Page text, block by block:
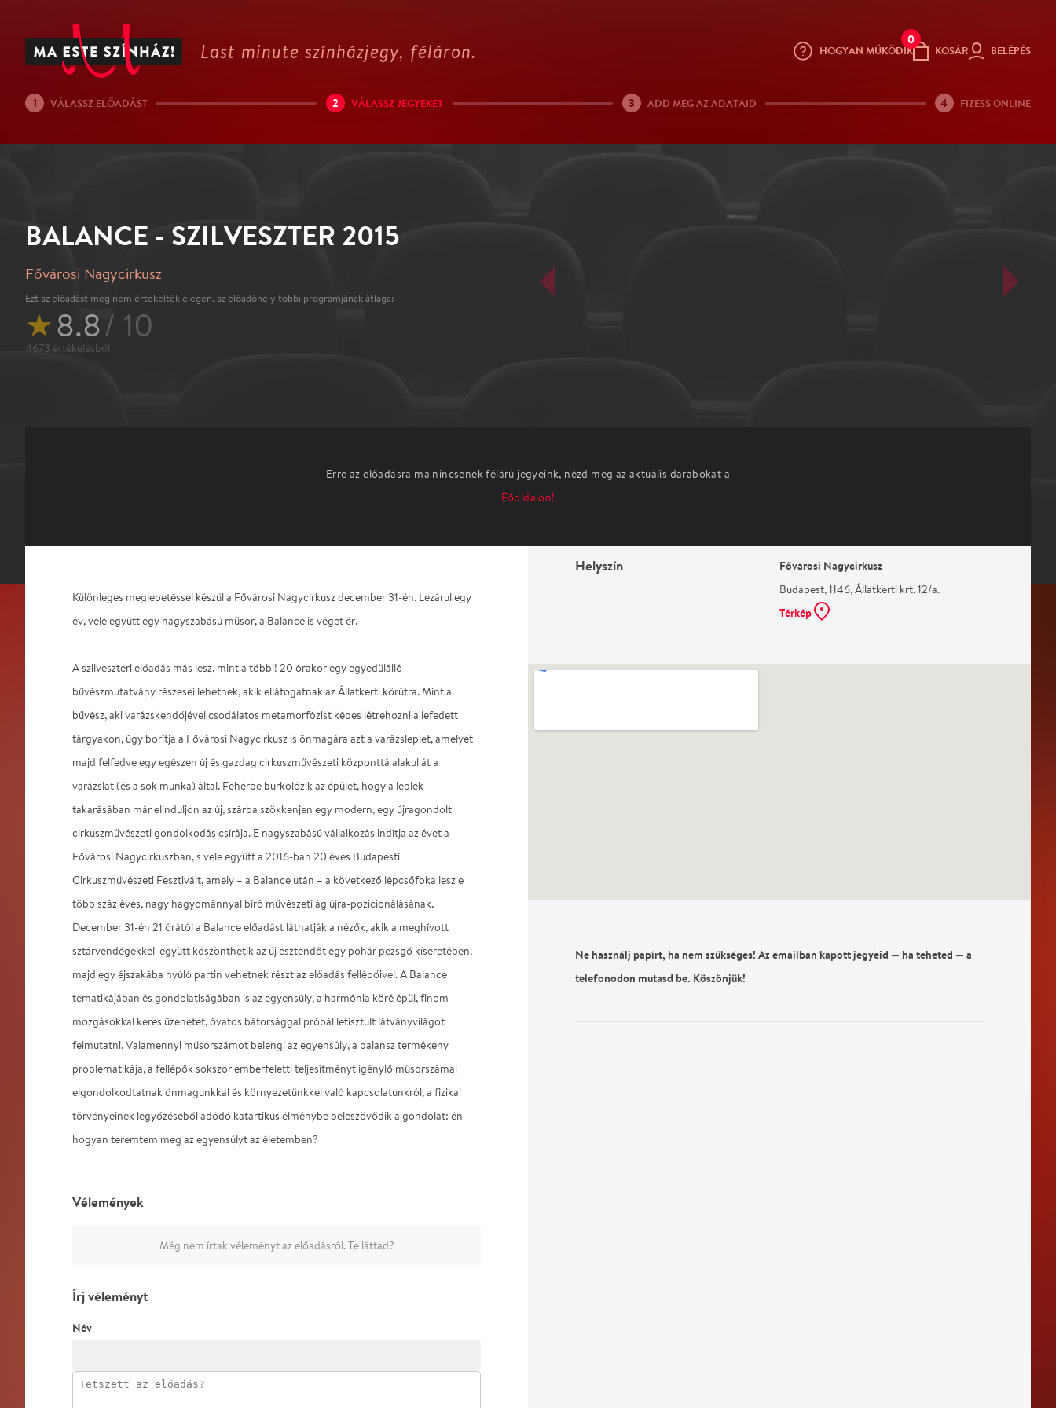
Last minute színházjegy, féláron. HOGYAN MŰKÖDIK
0
KOSÁR BELÉPÉS
1 VÁLASSZ ELŐADÁST 2 VÁLASSZ JEGYEKET 3 ADD MEG AZ ADATAID 4 FIZESS ONLINE
BALANCE - SZILVESZTER 2015
Fővárosi Nagycirkusz
Ezt az előadást még nem értekelték elegen, az előadóhely többi programjának átlaga:
★8.8/ 10
4673 értékelésből
Erre az előadásra ma nincsenek félárú jegyeink, nézd meg az aktuális darabokat a
Főoldalon!
Különleges meglepetéssel készül a Fővárosi Nagycirkusz december 31-én. Lezárul egy
év, vele együtt egy nagyszabású műsor, a Balance is véget ér.
A szilveszteri előadás más lesz, mint a többi! 20 órakor egy egyedülálló
bűvészmutatvány részesei lehetnek, akik ellátogatnak az Állatkerti körútra. Mint a
bűvész, aki varázskendőjével csodálatos metamorfózist képes létrehozni a lefedett
tárgyakon, úgy borítja a Fővárosi Nagycirkusz is önmagára azt a varázsleplet, amelyet
majd felfedve egy egészen új és gazdag cirkuszművészeti központtá alakul át a
varázslat (és a sok munka) által. Fehérbe burkolózik az épület, hogy a leplek
takarásában már elinduljon az új, szárba szökkenjen egy modern, egy újragondolt
cirkuszművészeti gondolkodás csírája. E nagyszabású vállalkozás indítja az évet a
Fővárosi Nagycirkuszban, s vele együtt a 2016-ban 20 éves Budapesti
Cirkuszművészeti Fesztivált, amely – a Balance után – a következő lépcsőfoka lesz e
több száz éves, nagy hagyománnyal bíró művészeti ág újra-pozicionálásának.
December 31-én 21 órától a Balance előadást láthatják a nézők, akik a meghívott
sztárvendégekkel együtt köszönthetik az új esztendőt egy pohár pezsgő kíséretében,
majd egy éjszakába nyúló partin vehetnek részt az előadás fellépőivel. A Balance
tematikájában és gondolatiságában is az egyensúly, a harmónia köré épül, finom
mozgásokkal keres üzenetet, óvatos bátorsággal próbál letisztult látványvilágot
felmutatni. Valamennyi műsorszámot belengi az egyensúly, a balansz termékeny
problematikája, a fellépők sokszor emberfeletti teljesítményt igénylő műsorszámai
elgondolkodtatnak önmagunkkal és környezetünkkel való kapcsolatunkról, a fizikai
törvényeinek legyőzéséből adódó katartikus élménybe beleszövődik a gondolat: én
hogyan teremtem meg az egyensúlyt az életemben?
Helyszín Fővárosi Nagycirkusz
Budapest, 1146, Állatkerti krt. 12/a.
Térkép
Ne használj papírt, ha nem szükséges! Az emailban kapott jegyeid — ha teheted — a
telefonodon mutasd be. Köszönjük!
Vélemények
Még nem írtak véleményt az előadásról. Te láttad?
Írj véleményt
Név